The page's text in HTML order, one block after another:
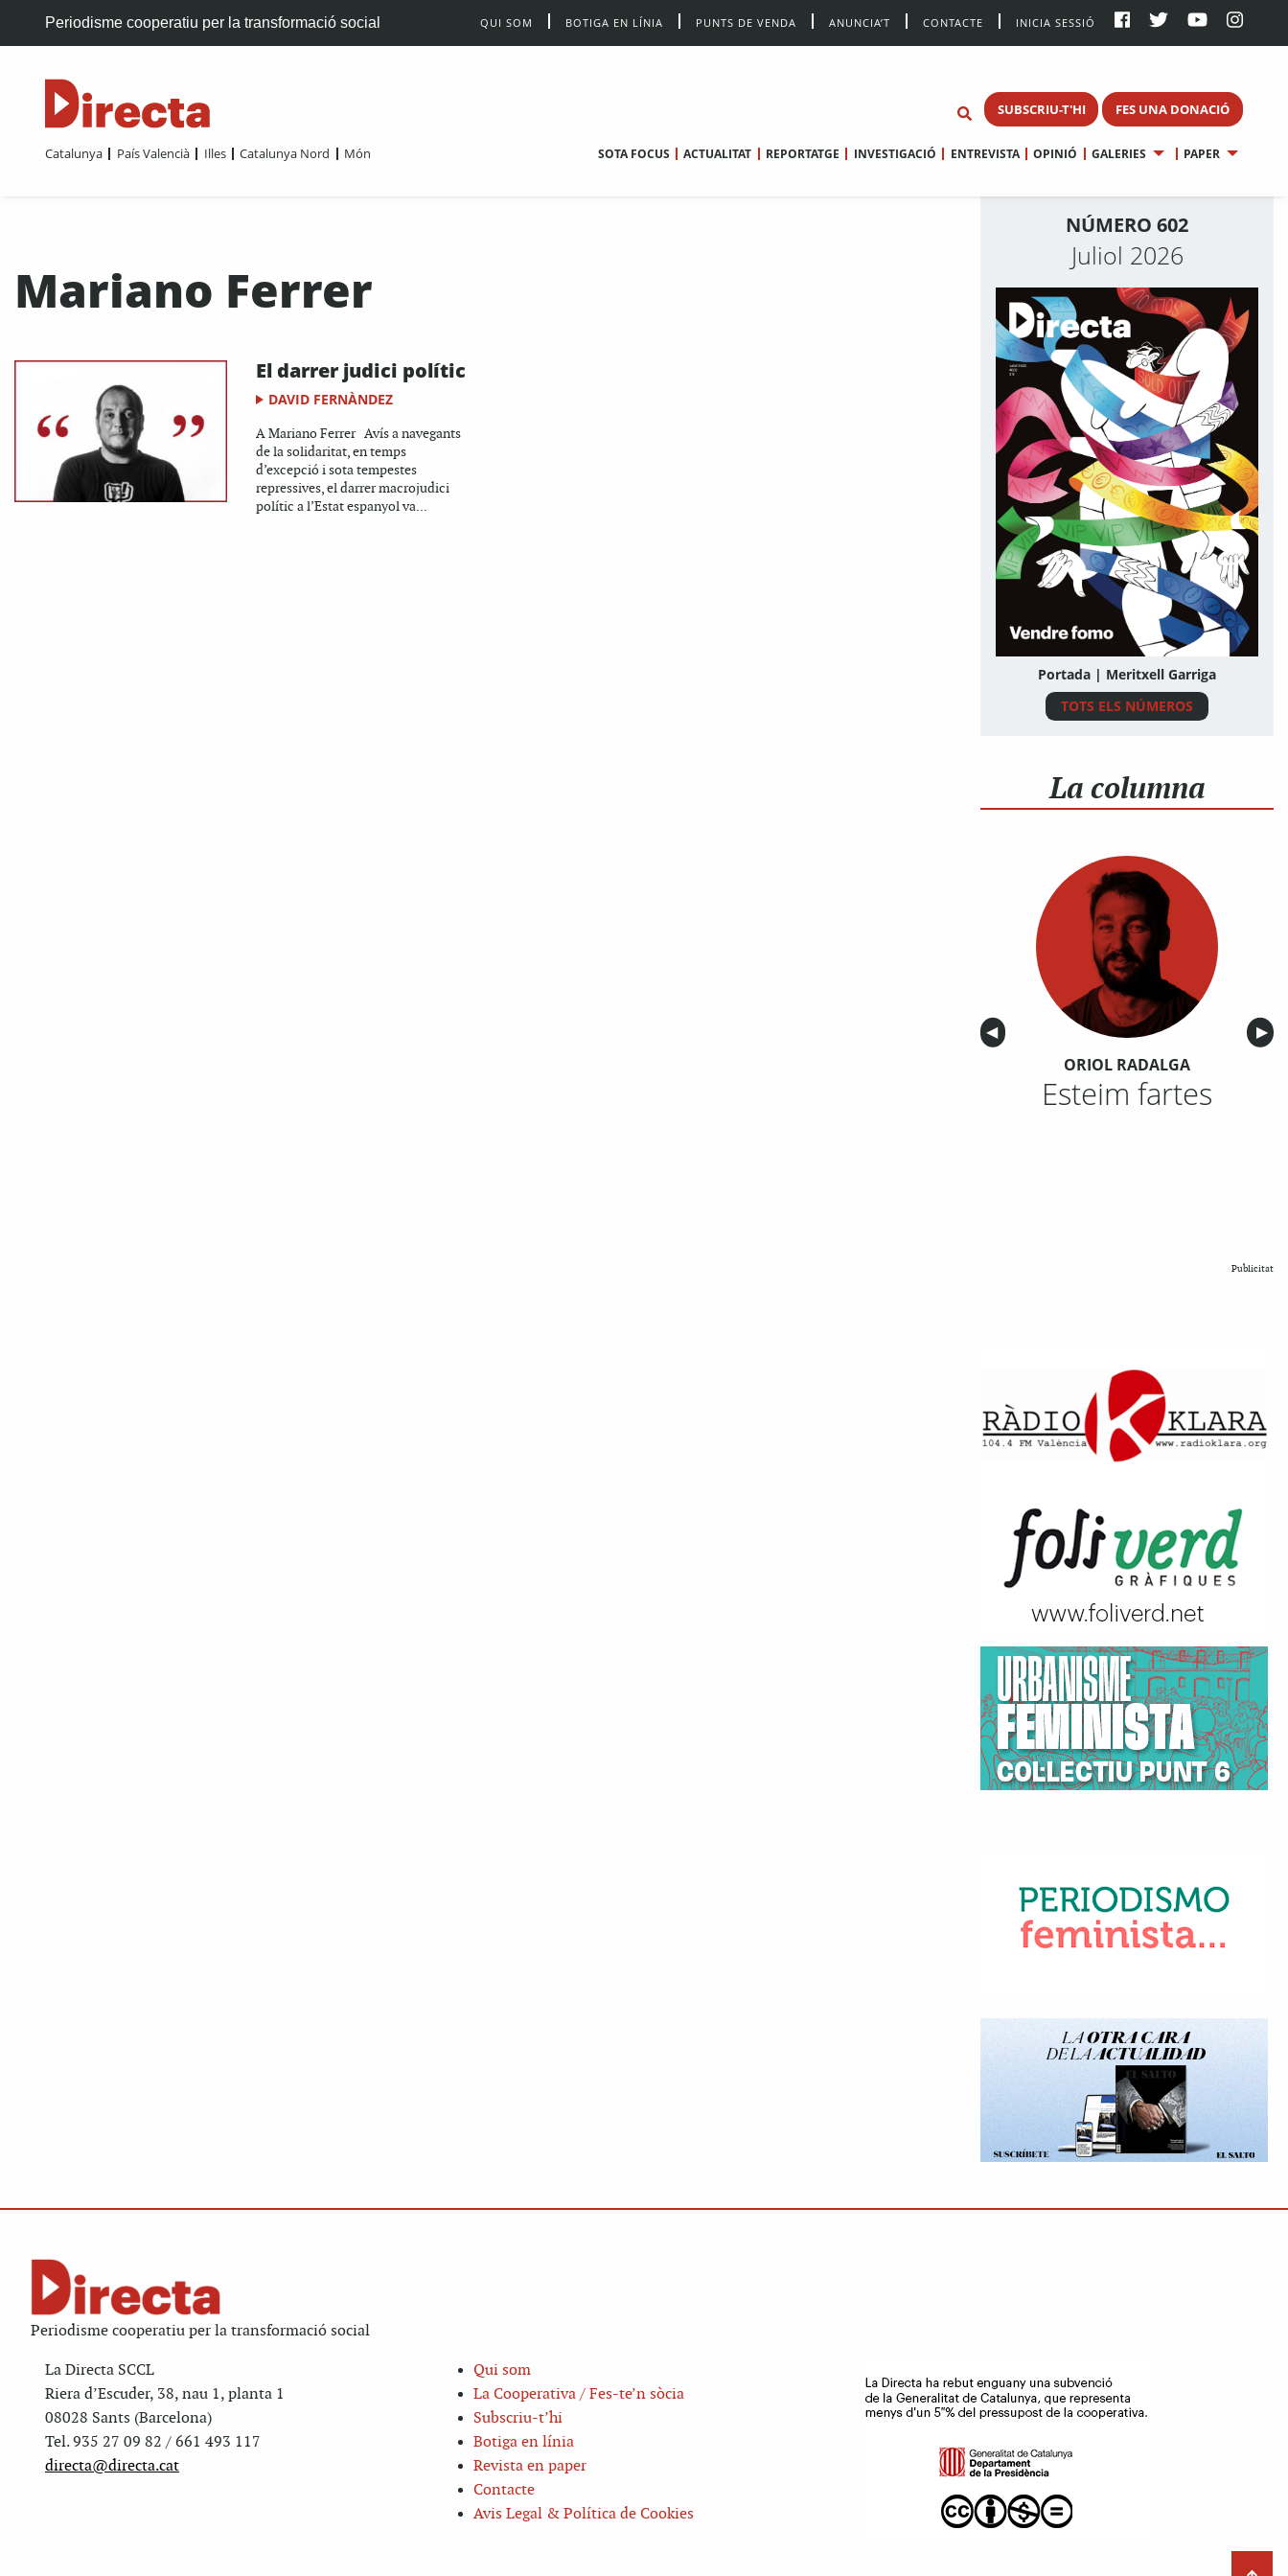
Periodisme cooperatiu per la transformació social QUI SOM BOTIGA EN LÍNIA PUNTS DE VENDA ANUNCIA’T CONTACTE INICIA SESSIÓ
SUBSCRIU-T'HI FES UNA DONACIÓ
Catalunya País Valencià Illes Catalunya Nord Món SOTA FOCUS ACTUALITAT REPORTATGE INVESTIGACIÓ ENTREVISTA OPINIÓ GALERIES PAPER
Mariano Ferrer
El darrer judici polític
DAVID FERNÀNDEZ
A Mariano Ferrer Avís a navegants
de la solidaritat, en temps
d’excepció i sota tempestes
repressives, el darrer macrojudici
polític a l’Estat espanyol va...
NÚMERO 602
Juliol 2026
Portada | Meritxell Garriga
TOTS ELS NÚMEROS
La columna
Anterior
◀︎ ▶︎
ORIOL RADALGA
Esteim fartes
Publicitat
Periodisme cooperatiu per la transformació social
La Directa SCCL
Riera d’Escuder, 38, nau 1, planta 1
08028 Sants (Barcelona)
Tel. 935 27 09 82 / 661 493 117
directa@directa.cat
Qui som
La Cooperativa / Fes-te’n sòcia
Subscriu-t’hi
Botiga en línia
Revista en paper
Contacte
Avis Legal & Política de Cookies